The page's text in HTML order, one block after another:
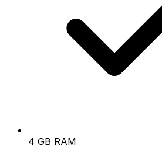
4 GB RAM